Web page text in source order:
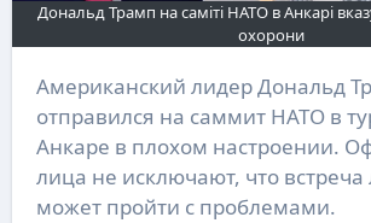
Дональд Трамп на саміті НАТО в Анкарі
охорони
Американский лидер Дональд Трамп
отправился на саммит НАТО в
Анкаре в плохом настроении.
лица не исключают, что встреча
может пройти с проблемами.